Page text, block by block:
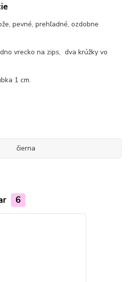
pevné, prehľadné, ozdobne
vrecko na zips, dva krúžky vo
1 cm.
čierna
6